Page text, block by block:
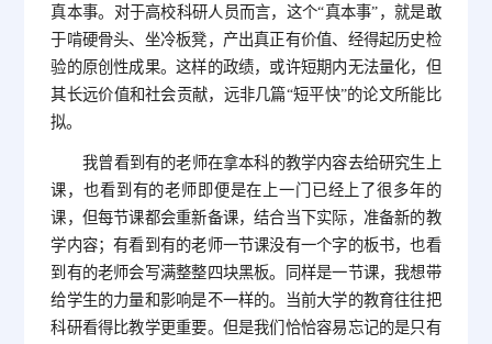
真本事。对于高校科研人员而言，这个“真本事”，就是敢
于啃硬骨头、坐冷板凳，产出真正有价值、经得起历史检
验的原创性成果。这样的政绩，或许短期内无法量化，但
其长远价值和社会贡献，远非几篇“短平快”的论文所能比
拟。
我曾看到有的老师在拿本科的教学内容去给研究生上
课，也看到有的老师即便是在上一门已经上了很多年的
课，但每节课都会重新备课，结合当下实际，准备新的教
学内容；有看到有的老师一节课没有一个字的板书，也看
到有的老师会写满整整四块黑板。同样是一节课，我想带
给学生的力量和影响是不一样的。当前大学的教育往往把
科研看得比教学更重要。但是我们恰恰容易忘记的是只有